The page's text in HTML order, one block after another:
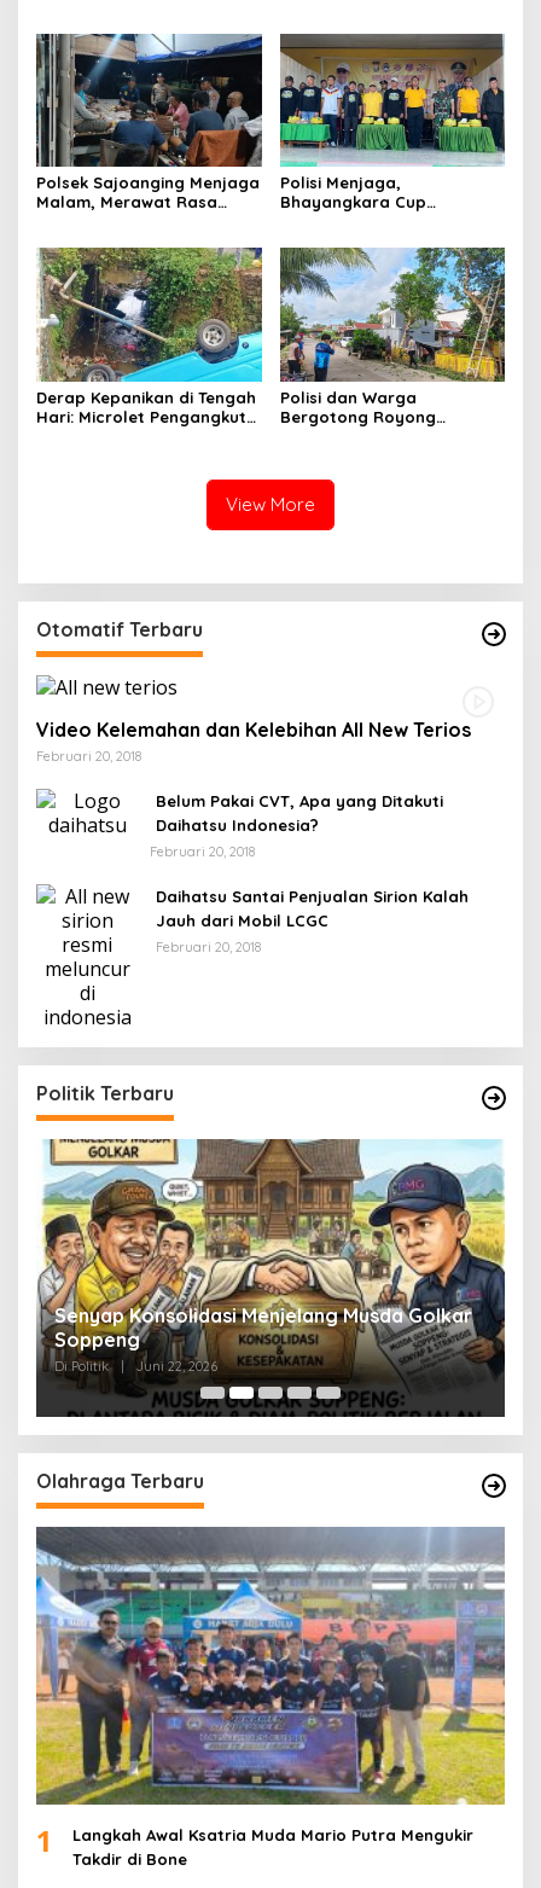
Polda Sulsel
Polsek Sajoanging Menjaga
Malam, Merawat Rasa
Polisi Menjaga,
Bhayangkara Cup
Derap Kepanikan di Tengah
Hari: Microlet Pengangkut
Polisi dan Warga
Bergotong Royong
View More
Otomatif Terbaru
Video Kelemahan dan Kelebihan All New Terios
Februari 20, 2018
Belum Pakai CVT, Apa yang Ditakuti
Daihatsu Indonesia?
Februari 20, 2018
Daihatsu Santai Penjualan Sirion Kalah
Jauh dari Mobil LCGC
Februari 20, 2018
Politik Terbaru
Senyap Konsolidasi Menjelang Musda Golkar
Soppeng
Di Politik Juni 22, 2026
Olahraga Terbaru
1
Langkah Awal Ksatria Muda Mario Putra Mengukir
Takdir di Bone